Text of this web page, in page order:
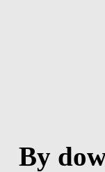
By